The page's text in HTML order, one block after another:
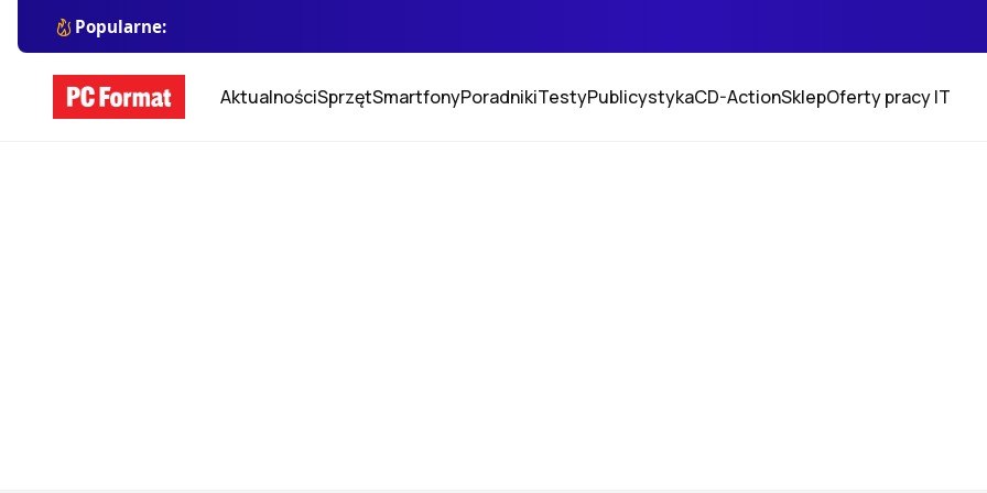
Popularne:
AktualnościSprzętSmartfonyPoradnikiTestyPublicystykaCD-ActionSklepOferty pracy IT